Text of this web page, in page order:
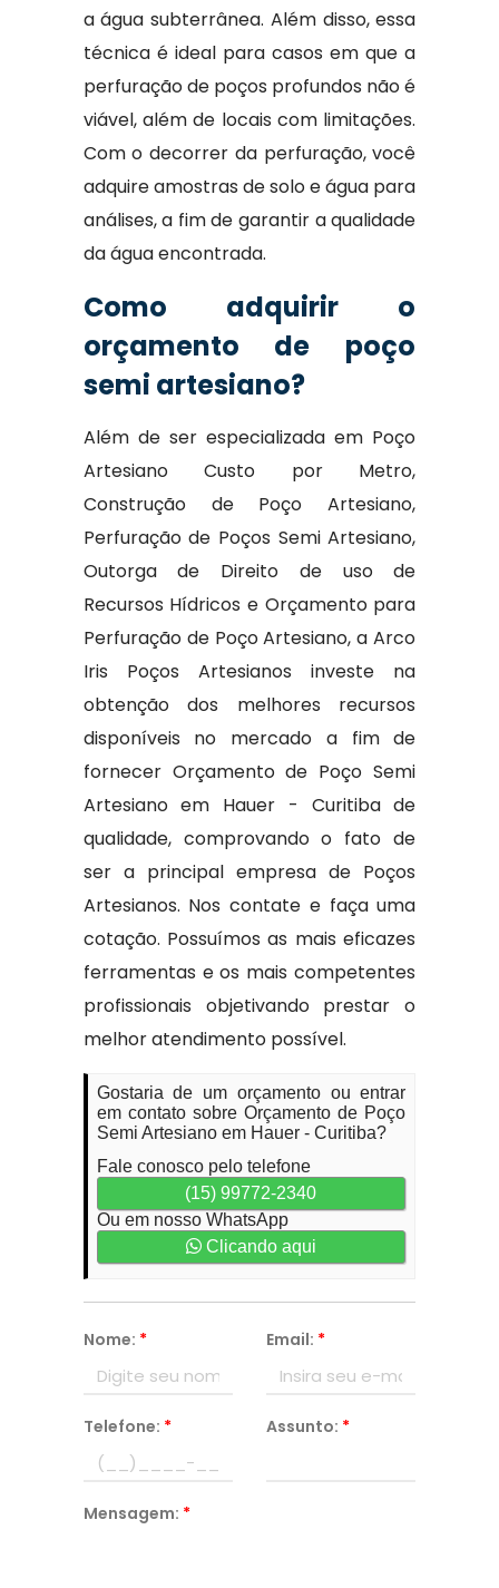
a água subterrânea. Além disso, essa
técnica é ideal para casos em que a
perfuração de poços profundos não é
viável, além de locais com limitações.
Com o decorrer da perfuração, você
adquire amostras de solo e água para
análises, a fim de garantir a qualidade
da água encontrada.
Como adquirir o
orçamento de poço
semi artesiano?
Além de ser especializada em Poço
Artesiano Custo por Metro,
Construção de Poço Artesiano,
Perfuração de Poços Semi Artesiano,
Outorga de Direito de uso de
Recursos Hídricos e Orçamento para
Perfuração de Poço Artesiano, a Arco
Iris Poços Artesianos investe na
obtenção dos melhores recursos
disponíveis no mercado a fim de
fornecer Orçamento de Poço Semi
Artesiano em Hauer - Curitiba de
qualidade, comprovando o fato de
ser a principal empresa de Poços
Artesianos. Nos contate e faça uma
cotação. Possuímos as mais eficazes
ferramentas e os mais competentes
profissionais objetivando prestar o
melhor atendimento possível.
Gostaria de um orçamento ou entrar
em contato sobre Orçamento de Poço
Semi Artesiano em Hauer - Curitiba?
Fale conosco pelo telefone
(15) 99772-2340
Ou em nosso WhatsApp
Clicando aqui
Nome: * Email: *
Telefone: * Assunto: *
Mensagem: *